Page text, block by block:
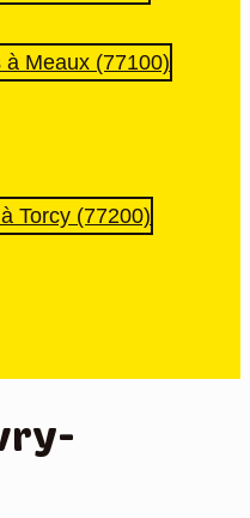
Meaux (77100)
Torcy (77200)